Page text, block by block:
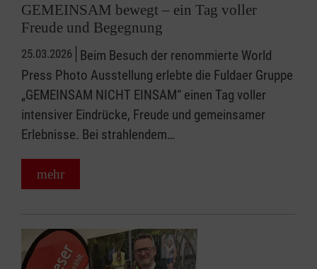
GEMEINSAM bewegt – ein Tag voller
Freude und Begegnung
25.03.2026 Beim Besuch der renommierte World
Press Photo Ausstellung erlebte die Fuldaer Gruppe
„GEMEINSAM NICHT EINSAM“ einen Tag voller
intensiver Eindrücke, Freude und gemeinsamer
Erlebnisse. Bei strahlendem…
mehr